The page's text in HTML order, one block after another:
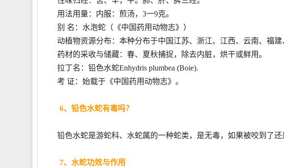
用法用量：内服：煎汤，3一9克。
别 名：水泡蛇（《中国药用动物志》）
动植物资源分布：本种分布于中国江苏、浙江、江西、云南、福建
药材的采收与储藏：春、夏秋捕捉，除去内脏，烘干或鲜用。
拉丁名：铅色水蛇Enhydris plumbea (Boie).
考 证：始载于《中国药用动物志》。
6、铅色水蛇有毒吗？
铅色水蛇是游蛇科、水蛇属的一种蛇类，是无毒，如果被咬到了还
7、水蛇功效与作用